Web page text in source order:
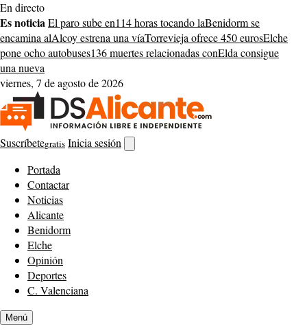
Saltar
al
contenido
En directo
Es noticiaEl paro sube en114 horas tocando laBenidorm se
encamina alAlcoy estrena una víaTorrevieja ofrece 450 eurosElche
pone ocho autobuses136 muertes relacionadas conElda consigue
una nueva
viernes, 7 de agosto de 2026
Suscríbetegratis Inicia sesión
buscador
Portada
Contactar
Noticias
Alicante
Benidorm
Elche
Opinión
Deportes
C. Valenciana
Menú